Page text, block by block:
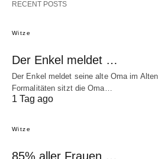
RECENT POSTS
Witze
Der Enkel meldet …
Der Enkel meldet seine alte Oma im
Formalitäten sitzt die Oma…
1 Tag ago
Witze
85% aller Frauen …